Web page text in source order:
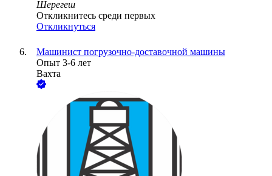
Шерегеш
Откликнитесь среди первых
Откликнуться
Машинист погрузочно-доставочной машины
Опыт 3-6 лет
Вахта